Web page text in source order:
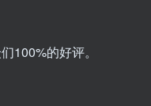
100%的好评。